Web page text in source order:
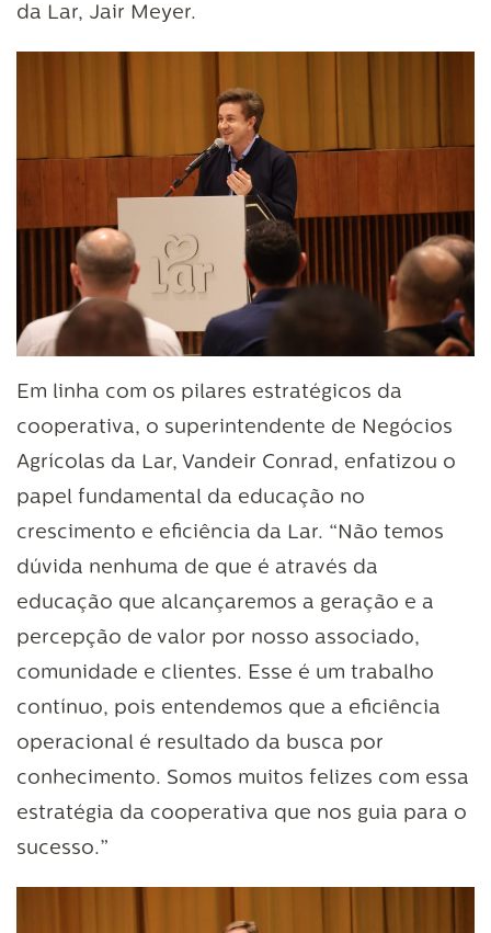
da Lar, Jair Meyer.
Em linha com os pilares estratégicos da
cooperativa, o superintendente de Negócios
Agrícolas da Lar, Vandeir Conrad, enfatizou o
papel fundamental da educação no
crescimento e eficiência da Lar. “Não temos
dúvida nenhuma de que é através da
educação que alcançaremos a geração e a
percepção de valor por nosso associado,
comunidade e clientes. Esse é um trabalho
contínuo, pois entendemos que a eficiência
operacional é resultado da busca por
conhecimento. Somos muitos felizes com essa
estratégia da cooperativa que nos guia para o
sucesso.”